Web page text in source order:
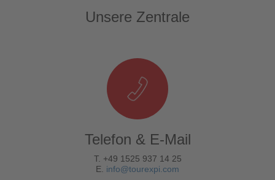
Unsere Zentrale
Telefon & E-Mail
T. +49 1525 937 14 25
E. info@tourexpi.com